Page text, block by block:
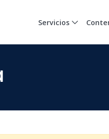
Servicios